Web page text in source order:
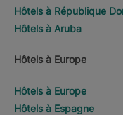
Hôtels à République
Hôtels à Aruba
Hôtels à Europe
Hôtels à Europe
Hôtels à Espagne